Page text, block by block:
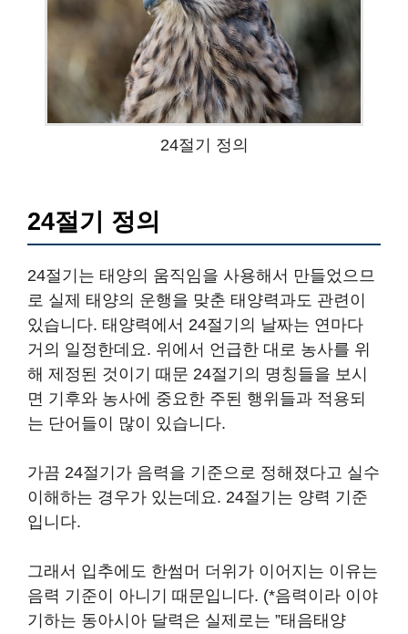
24절기 정의
24절기 정의
24절기는 태양의 움직임을 사용해서 만들었으므
로 실제 태양의 운행을 맞춘 태양력과도 관련이
있습니다. 태양력에서 24절기의 날짜는 연마다
거의 일정한데요. 위에서 언급한 대로 농사를 위
해 제정된 것이기 때문 24절기의 명칭들을 보시
면 기후와 농사에 중요한 주된 행위들과 적용되
는 단어들이 많이 있습니다.
가끔 24절기가 음력을 기준으로 정해졌다고 실수
이해하는 경우가 있는데요. 24절기는 양력 기준
입니다.
그래서 입추에도 한썸머 더위가 이어지는 이유는
음력 기준이 아니기 때문입니다. (*음력이라 이야
기하는 동아시아 달력은 실제로는 ”태음태양